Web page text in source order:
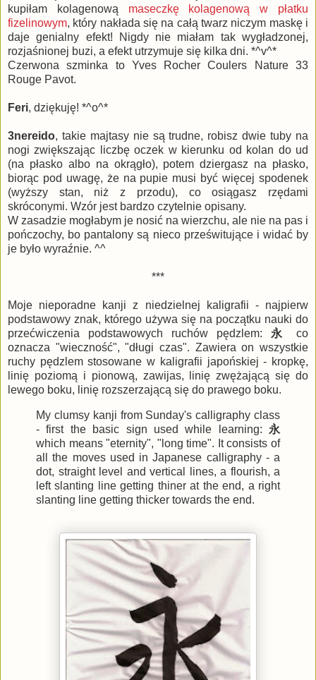
kupiłam kolagenową maseczkę kolagenową w płatku
fizelinowym, który nakłada się na całą twarz niczym maskę i
daje genialny efekt! Nigdy nie miałam tak wygładzonej,
rozjaśnionej buzi, a efekt utrzymuje się kilka dni. *^v^*
Czerwona szminka to Yves Rocher Coulers Nature 33
Rouge Pavot.
Feri, dziękuję! *^o^*
3nereido, takie majtasy nie są trudne, robisz dwie tuby na
nogi zwiększając liczbę oczek w kierunku od kolan do ud
(na płasko albo na okrągło), potem dziergasz na płasko,
biorąc pod uwagę, że na pupie musi być więcej spodenek
(wyższy stan, niż z przodu), co osiągasz rzędami
skróconymi. Wzór jest bardzo czytelnie opisany.
W zasadzie mogłabym je nosić na wierzchu, ale nie na pas i
pończochy, bo pantalony są nieco prześwitujące i widać by
je było wyraźnie. ^^
***
Moje nieporadne kanji z niedzielnej kaligrafii - najpierw
podstawowy znak, którego używa się na początku nauki do
przećwiczenia podstawowych ruchów pędzlem: 永
co
oznacza "wieczność", "długi czas". Zawiera on wszystkie
ruchy pędzlem stosowane w kaligrafii japońskiej - kropkę,
linię poziomą i pionową, zawijas, linię zwężającą się do
lewego boku, linię rozszerzającą się do prawego boku.
My clumsy kanji from Sunday's calligraphy class
- first the basic sign used while learning: 永
which means "eternity", "long time". It consists of
all the moves used in Japanese calligraphy - a
dot, straight level and vertical lines, a flourish, a
left slanting line getting thiner at the end, a right
slanting line getting thicker towards the end.